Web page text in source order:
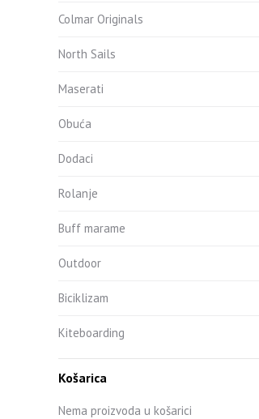
Colmar Originals
North Sails
Maserati
Obuća
Dodaci
Rolanje
Buff marame
Outdoor
Biciklizam
Kiteboarding
Košarica
Nema proizvoda u košarici